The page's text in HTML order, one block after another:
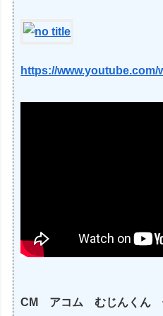
https://
CM アコム むじんくん